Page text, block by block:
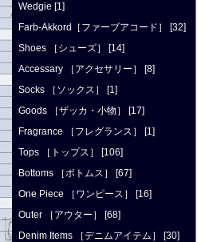
Wedgie [1]
Farb-Akkord［ファーブアコード］ [32]
Shoes ［シューズ］ [14]
Accessary ［アクセサリー］ [8]
Socks ［ソックス］ [1]
Goods ［ザッカ・小物］ [17]
Fragrance ［フレグランス］ [1]
Tops ［トップス］ [106]
Bottoms ［ボトムス］ [67]
One Piece ［ワンピース］ [16]
Outer ［アウター］ [68]
Denim Items ［デニムアイテム］ [30]